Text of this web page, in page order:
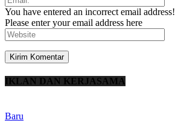
You have entered an incorrect email address!
Please enter your email address here
IKLAN DAN KERJASAMA
Baru